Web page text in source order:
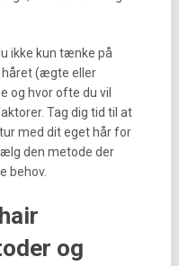
ikke kun tænke på
håret (ægte eller
og hvor ofte du vil
Tag dig tid til at
med dit eget hår for
den metode der
behov.
og